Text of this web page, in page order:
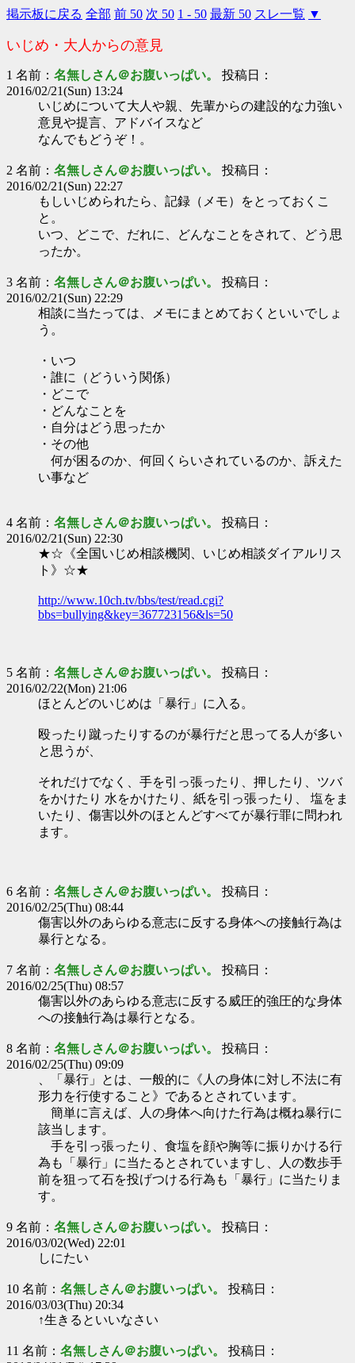
掲示板に戻る 全部 前 50 次 50 1 - 50 最新 50 スレ一覧 ▼
いじめ・大人からの意見
1 名前： 名無しさん＠お腹いっぱい。 投稿日：
2016/02/21(Sun) 13:24
いじめについて大人や親、先輩からの建設的な力強い
意見や提言、アドバイスなど
なんでもどうぞ！。
2 名前： 名無しさん＠お腹いっぱい。 投稿日：
2016/02/21(Sun) 22:27
もしいじめられたら、記録（メモ）をとっておくこ
と。
いつ、どこで、だれに、どんなことをされて、どう思
ったか。
3 名前： 名無しさん＠お腹いっぱい。 投稿日：
2016/02/21(Sun) 22:29
相談に当たっては、メモにまとめておくといいでしょ
う。
・いつ
・誰に（どういう関係）
・どこで
・どんなことを
・自分はどう思ったか
・その他
何が困るのか、何回くらいされているのか、訴えた
い事など
4 名前： 名無しさん＠お腹いっぱい。 投稿日：
2016/02/21(Sun) 22:30
★☆《全国いじめ相談機関、いじめ相談ダイアルリス
ト》☆★
http://www.10ch.tv/bbs/test/read.cgi?
bbs=bullying&key=367723156&ls=50
5 名前： 名無しさん＠お腹いっぱい。 投稿日：
2016/02/22(Mon) 21:06
ほとんどのいじめは「暴行」に入る。
殴ったり蹴ったりするのが暴行だと思ってる人が多い
と思うが、
それだけでなく、手を引っ張ったり、押したり、ツバ
をかけたり 水をかけたり、紙を引っ張ったり、 塩をま
いたり、傷害以外のほとんどすべてが暴行罪に問われ
ます。
6 名前： 名無しさん＠お腹いっぱい。 投稿日：
2016/02/25(Thu) 08:44
傷害以外のあらゆる意志に反する身体への接触行為は
暴行となる。
7 名前： 名無しさん＠お腹いっぱい。 投稿日：
2016/02/25(Thu) 08:57
傷害以外のあらゆる意志に反する威圧的強圧的な身体
への接触行為は暴行となる。
8 名前： 名無しさん＠お腹いっぱい。 投稿日：
2016/02/25(Thu) 09:09
、「暴行」とは、一般的に《人の身体に対し不法に有
形力を行使すること》であるとされています。
簡単に言えば、人の身体へ向けた行為は概ね暴行に
該当します。
手を引っ張ったり、食塩を顔や胸等に振りかける行
為も「暴行」に当たるとされていますし、人の数歩手
前を狙って石を投げつける行為も「暴行」に当たりま
す。
9 名前： 名無しさん＠お腹いっぱい。 投稿日：
2016/03/02(Wed) 22:01
しにたい
10 名前： 名無しさん＠お腹いっぱい。 投稿日：
2016/03/03(Thu) 20:34
↑生きるといいなさい
11 名前： 名無しさん＠お腹いっぱい。 投稿日：